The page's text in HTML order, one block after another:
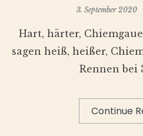
3. September 2020
Hart, härter,
sagen heiß, heißer,
Rennen bei
Continue